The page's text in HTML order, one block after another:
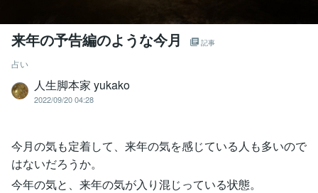
来年の予告編のような今月 記事
占い
人生脚本家 yukako
2022/09/20 04:28
今月の気も定着して、来年の気を感じている人も多いので
はないだろうか。
今年の気と、来年の気が入り混じっている状態。